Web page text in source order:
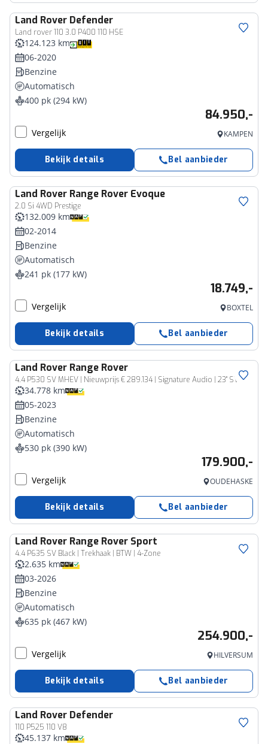
Land Rover Defender
Land rover 110 3.0 P400 110 HSE
124.123 km
06-2020
Benzine
Automatisch
400 pk (294 kW)
84.950,-
Vergelijk KAMPEN
Bekijk details Bel aanbieder
Land Rover Range Rover Evoque
2.0 Si 4WD Prestige
132.009 km
02-2014
Benzine
Automatisch
241 pk (177 kW)
18.749,-
Vergelijk BOXTEL
Bekijk details Bel aanbieder
Land Rover Range Rover
4.4 P530 SV MHEV | Nieuwprijs € 289.134 | Signature Audio | 23'' SV velg | Intrepid Exterior |
34.778 km
05-2023
Benzine
Automatisch
530 pk (390 kW)
179.900,-
Vergelijk OUDEHASKE
Bekijk details Bel aanbieder
Land Rover Range Rover Sport
4.4 P635 SV Black | Trekhaak | BTW | 4-Zone
2.635 km
03-2026
Benzine
Automatisch
635 pk (467 kW)
254.900,-
Vergelijk HILVERSUM
Bekijk details Bel aanbieder
Land Rover Defender
110 P525 110 V8
45.137 km